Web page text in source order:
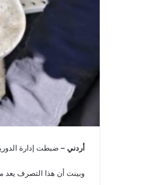
أردني – ضبطت إدارة
وبينت أن هذا التصرف